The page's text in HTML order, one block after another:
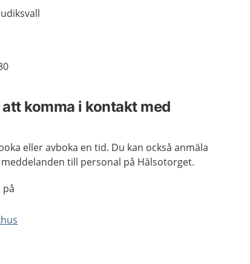
komma i kontakt med
eller avboka en tid. Du kan också anmäla
till personal på Hälsotorget.